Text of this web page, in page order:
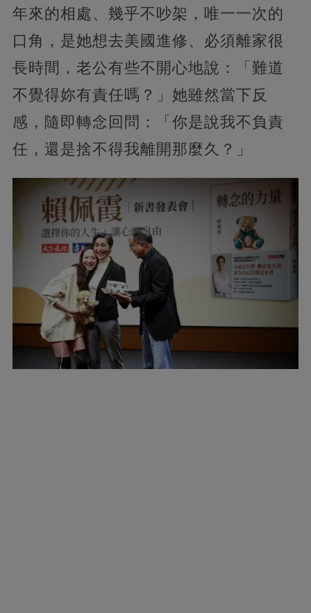
年來的相處、幾乎不吵架，唯一一次的
口角，是她想去美國進修、必須離家很
長時間，老公有些不開心地說：「難道
不覺得妳有責任嗎？」她雖然當下反
感，隨即轉念回問：「你是說我不負責
任，還是捨不得我離開那麼久？」